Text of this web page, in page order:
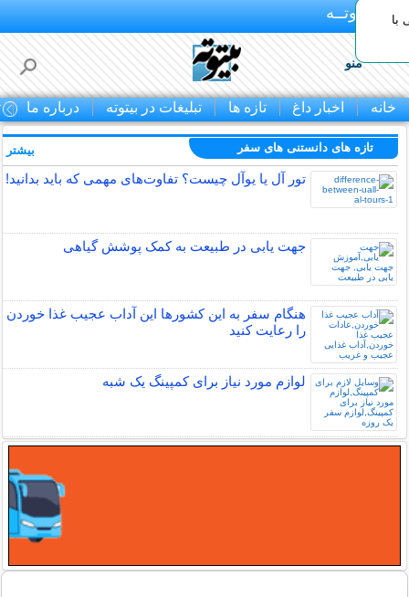
بـیتوتــه
منو
خانه اخبار داغ تازه ها تبلیغات در بیتوته درباره ما
با
تازه های دانستنی های سفر
تور آل یا یوآل چیست؟ تفاوت‌های مهمی که باید بدانید!
جهت یابی در طبیعت به کمک پوشش گیاهی
هنگام سفر به این کشورها این آداب عجیب غذا خوردن
را رعایت کنید
لوازم مورد نیاز برای کمپینگ یک شبه
بیشتر